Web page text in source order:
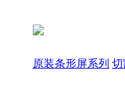
原装条形屏系列 切